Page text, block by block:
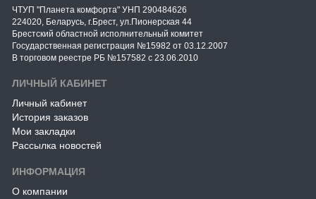
ЧТУП "Планета комфорта" УНП 290484626
224020, Беларусь, г.Брест, ул.Пионерская 44
Брестский областной исполнительный комитет
Государственная регистрация №15982 от 03.12.2007
В торговом реестре РБ №157582 с 23.06.2010
ЛИЧНЫЙ КАБИНЕТ
Личный кабинет
История заказов
Мои закладки
Рассылка новостей
ИНФОРМАЦИЯ
О компании